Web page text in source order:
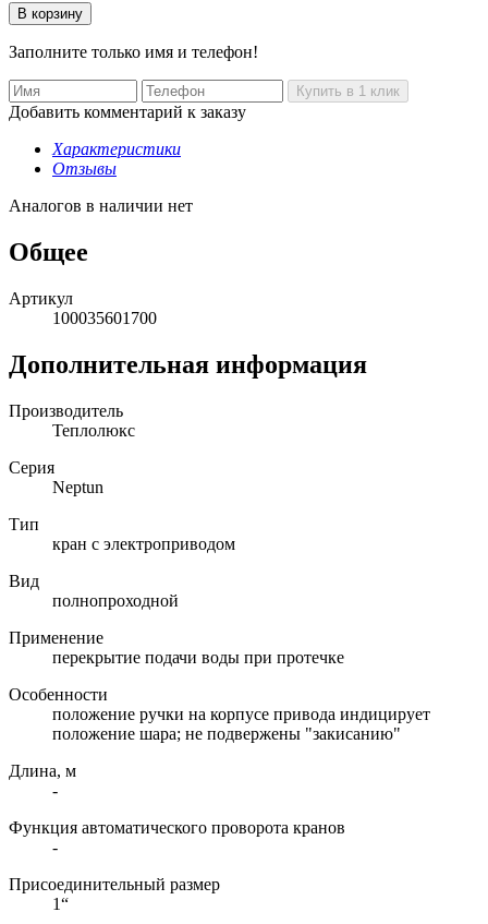
Заполните только имя и телефон!
Добавить комментарий к заказу
Характеристики
Отзывы
Аналогов в наличии нет
Общее
Артикул
100035601700
Дополнительная информация
Производитель
Теплолюкс
Серия
Neptun
Тип
кран с электроприводом
Вид
полнопроходной
Применение
перекрытие подачи воды при протечке
Особенности
положение ручки на корпусе привода индицирует
положение шара; не подвержены "закисанию"
Длина, м
-
Функция автоматического проворота кранов
-
Присоединительный размер
1“